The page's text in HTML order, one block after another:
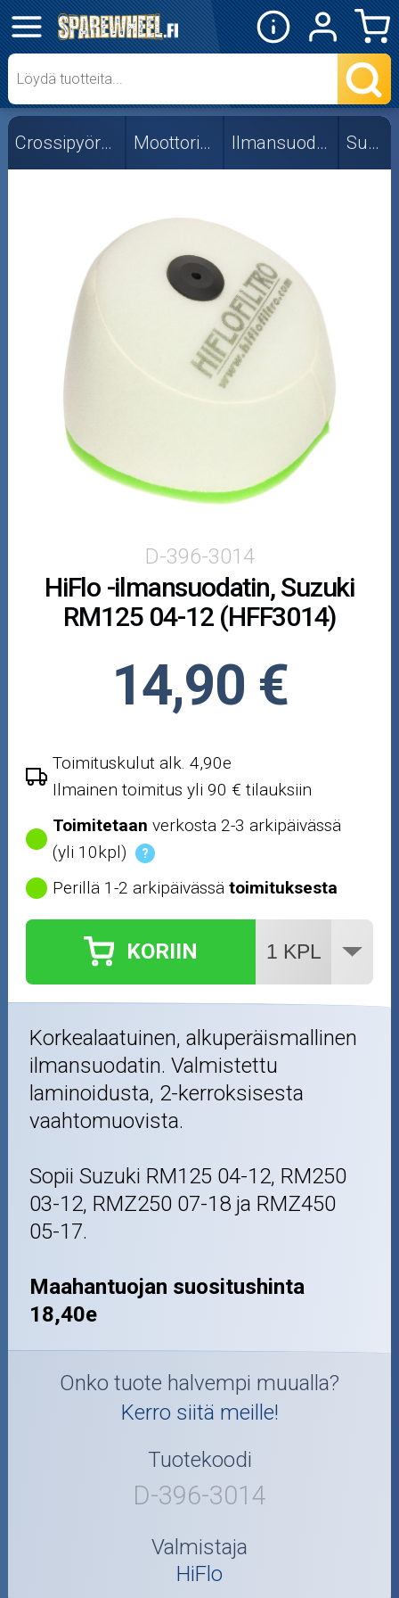
✕
Mopon osat
Skootterin osat
Crossipyörän osat
Moottoripyörän osat
Moottorikelkan osat
Mopoauton osat
Mönkijän osat
Ajovarusteet
Nastarenkaat
Öljyt ja kemikaalit
Työkalut
Outlet-tuotteet
Crossipyörän osat Moottorin osat Ilmansuodattimet Suzuki
D-396-3014
HiFlo -ilmansuodatin, Suzuki
RM125 04-12 (HFF3014)
14,90 €
Toimituskulut alk. 4,90e
Ilmainen toimitus yli 90 € tilauksiin
Toimitetaan verkosta 2-3 arkipäivässä
(yli 10kpl)
?
Perillä 1-2 arkipäivässätoimituksesta
KORIIN
Korkealaatuinen, alkuperäismallinen
ilmansuodatin. Valmistettu
laminoidusta, 2-kerroksisesta
vaahtomuovista.
Sopii Suzuki RM125 04-12, RM250
03-12, RMZ250 07-18 ja RMZ450
05-17.
Maahantuojan suositushinta
18,40e
Onko tuote halvempi muualla?
Kerro siitä meille!
Tuotekoodi
D-396-3014
Valmistaja
HiFlo